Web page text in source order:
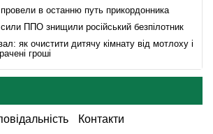
в останню путь прикордонника
ППО знищили російський безпілотник
як очистити дитячу кімнату від мотлоху і
гроші
Контакти